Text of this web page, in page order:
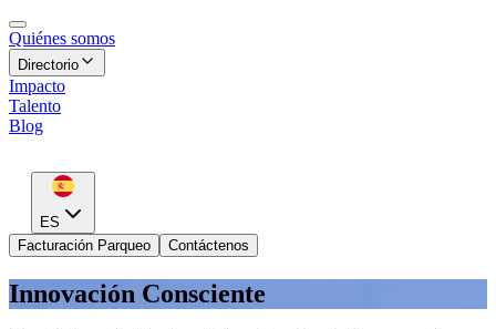
Quiénes somos
Directorio
Impacto
Talento
Blog
ES
Facturación Parqueo
Contáctenos
Innovación Consciente